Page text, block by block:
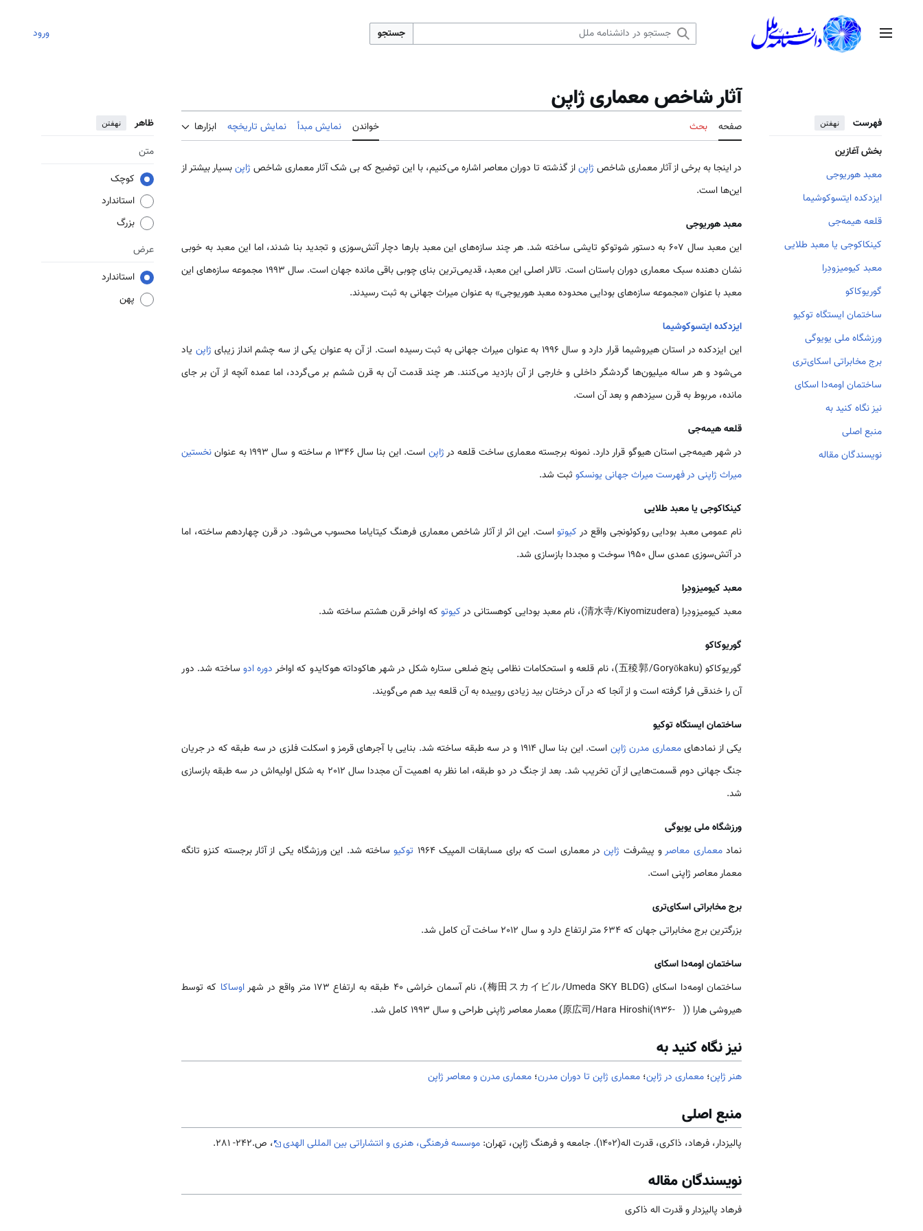
منوی اصلی جستجو ورود
فهرست نهفتن
بخش آغازین
معبد هوریوجی
ایزدکده ایتسوکوشیما
قلعه هیمه‌جی
کینکاکوجی یا معبد طلایی
معبد کیومیزودِرا
گوریوکاکو
ساختمان ایستگاه توکیو
ورزشگاه ملی یویوگی
برج مخابراتی اسکای‌تری
ساختمان اومه‌دا اسکای
نیز نگاه کنید به
منبع اصلی
نویسندگان مقاله
آثار شاخص معماری ژاپن
صفحه بحث خواندن نمایش مبدأ نمایش تاریخچه ابزارها ظاهر نهفتن
متن
کوچک
استاندارد
بزرگ
عرض
استاندارد
پهن
در اینجا به برخی از آثار معماری شاخص ژاپناز گذشته تا دوران معاصر اشاره می‌کنیم، با این توضیح که بی شک آثار معماری شاخص ژاپنبسیار بیشتر از
این‌ها است.
معبد هوریوجی
این معبد سال 607 به دستور شوتوکو تایشی ساخته شد. هر چند سازه‌های این معبد بارها دچار آتش‌سوزی و تجدید بنا شدند، اما این معبد به خوبی
نشان دهنده سبک معماری دوران باستان است. تالار اصلی این معبد، قدیمی‌ترین بنای چوبی باقی مانده جهان است. سال 1993 مجموعه سازه‌های این
معبد با عنوان «مجموعه سازه‌های بودایی محدوده معبد هوریوجی» به عنوان میراث جهانی به ثبت رسیدند.
ایزدکده ایتسوکوشیما
این ایزدکده در استان هیروشیما قرار دارد و سال 1996 به عنوان میراث جهانی به ثبت رسیده است. از آن به عنوان یکی از سه چشم انداز زیبای
ژاپن یاد
می‌شود و هر ساله میلیون‌ها گردشگر داخلی و خارجی از آن بازدید می‌کنند. هر چند قدمت آن به قرن ششم بر می‌گردد، اما عمده آنچه از آن بر جای
مانده، مربوط به قرن سیزدهم و بعد آن است.
قلعه هیمه‌جی
در شهر هیمه‌جی استان هیوگو قرار دارد. نمونه برجسته معماری ساخت قلعه درژاپن است. این بنا سال 1346 م ساخته و سال 1993 به عنوان
نخستین
میراث ژاپنی در فهرست میراث جهانی یونسکو ثبت شد.
کینکاکوجی یا معبد طلایی
نام عمومی معبد بودایی روکوئونجی واقع در کیوتواست. این اثر از آثار شاخص معماری فرهنگ کیتایاما محسوب می‌شود. در قرن چهاردهم ساخته، اما
در آتش‌سوزی عمدی سال 1950 سوخت و مجددا بازسازی شد.
معبد کیومیزودِرا
معبد کیومیزودِرا (清水寺/Kiyomizudera)، نام معبد بودایی کوهستانی در
کیوتو که اواخر قرن هشتم ساخته شد.
گوریوکاکو
گوریوکاکو (五稜郭/Goryōkaku)، نام قلعه و استحکامات نظامی پنج ضلعی ستاره شکل در شهر هاکوداته هوکایدو که اواخر
دوره ادو ساخته شد. دور
آن را خندقی فرا گرفته است و از آنجا که در آن درختان بید زیادی روییده به آن قلعه بید هم می‌گویند.
ساختمان ایستگاه توکیو
یکی از نمادهایمعماری مدرن ژاپن
است. این بنا سال 1914 و در سه طبقه ساخته شد. بنایی با آجرهای قرمز و اسکلت فلزی در سه طبقه که در جریان
جنگ جهانی دوم قسمت‌هایی از آن تخریب شد. بعد از جنگ در دو طبقه، اما نظر به اهمیت آن مجددا سال 2012 به شکل اولیه‌اش در سه طبقه بازسازی
شد.
ورزشگاه ملی یویوگی
نمادمعماری معاصرو پیشرفت ژاپندر معماری است که برای مسابقات المپیک 1964 توکیوساخته شد. این ورزشگاه یکی از آثار برجسته کنزو تانگه
معمار معاصر ژاپنی است.
برج مخابراتی اسکای‌تری
بزرگترین برج مخابراتی جهان که 634 متر ارتفاع دارد و سال 2012 ساخت آن کامل شد.
ساختمان اومه‌دا اسکای
ساختمان اومه‌دا اسکای (梅田スカイビル/Umeda SKY BLDG)، نام آسمان خراشی 40 طبقه به ارتفاع 173 متر واقع در شهر
اوساکا که توسط
هیروشی هارا (原広司/Hara Hiroshi(1936- )) معمار معاصر ژاپنی طراحی و سال 1993 کامل شد.
نیز نگاه کنید به
هنر ژاپن؛ معماری در ژاپن؛ معماری ژاپن تا دوران مدرن؛ معماری مدرن و معاصر ژاپن
منبع اصلی
پالیزدار، فرهاد، ذاکری، قدرت اله(1402). جامعه و فرهنگ ژاپن، تهران: موسسه فرهنگی، هنری و انتشاراتی بین المللی الهدی ، ص.242- 281.
نویسندگان مقاله
فرهاد پالیزدار و قدرت اله ذاکری